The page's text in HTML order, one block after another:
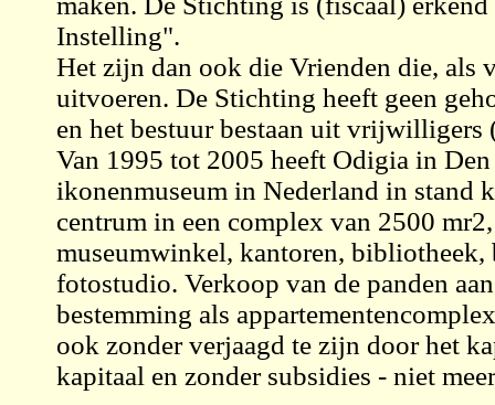
Instelling".
Het zijn dan ook die Vrienden die,
uitvoeren. De Stichting heeft geen
en het bestuur bestaan uit vrijwilligers
Van 1995 tot 2005 heeft Odigia in
ikonenmuseum in Nederland in stand
centrum in een complex van 2500
museumwinkel, kantoren, bibliotheek,
fotostudio. Verkoop van de panden
bestemming als
ook zonder verjaagd te zijn door het
kapitaal en zonder subsidies - niet